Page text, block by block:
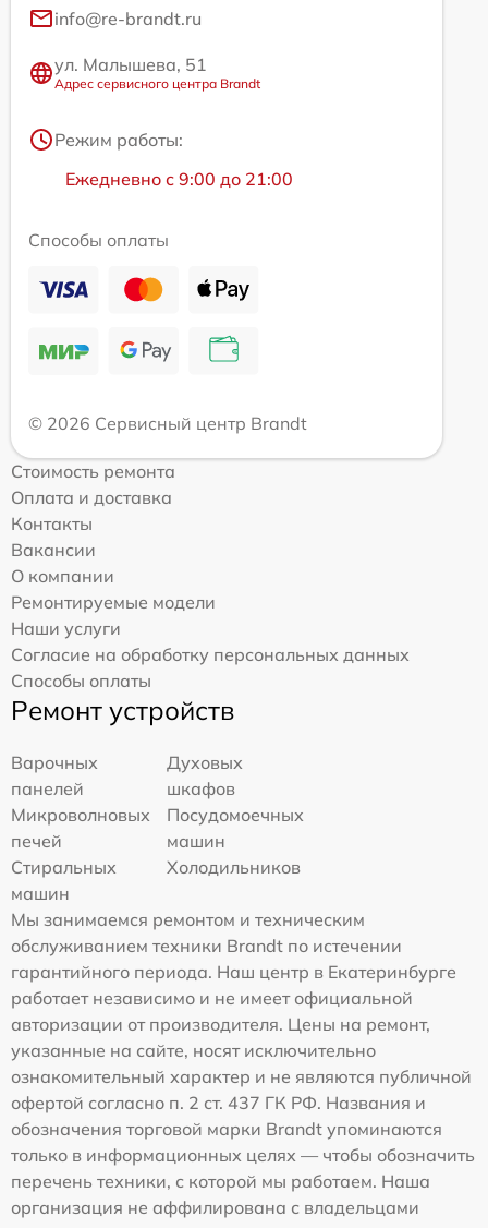
info@re-brandt.ru
ул. Малышева, 51
Адрес сервисного центра Brandt
Режим работы:
Ежедневно с 9:00 до 21:00
Способы оплаты
© 2026 Сервисный центр Brandt
Стоимость ремонта
Оплата и доставка
Контакты
Вакансии
О компании
Ремонтируемые модели
Наши услуги
Согласие на обработку персональных данных
Способы оплаты
Ремонт устройств
Варочных
панелей
Духовых
шкафов
Микроволновых
печей
Посудомоечных
машин
Стиральных
машин
Холодильников
Мы занимаемся ремонтом и техническим
обслуживанием техники Brandt по истечении
гарантийного периода. Наш центр в Екатеринбурге
работает независимо и не имеет официальной
авторизации от производителя. Цены на ремонт,
указанные на сайте, носят исключительно
ознакомительный характер и не являются публичной
офертой согласно п. 2 ст. 437 ГК РФ. Названия и
обозначения торговой марки Brandt упоминаются
только в информационных целях — чтобы обозначить
перечень техники, с которой мы работаем. Наша
организация не аффилирована с владельцами